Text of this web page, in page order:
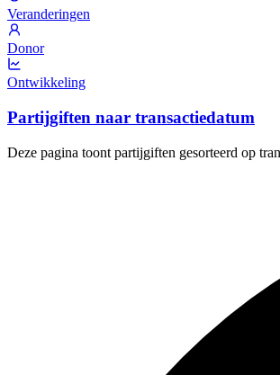
Veranderingen
Donor
Ontwikkeling
Partijgiften naar transactiedatum
Deze pagina toont partijgiften gesorteerd op